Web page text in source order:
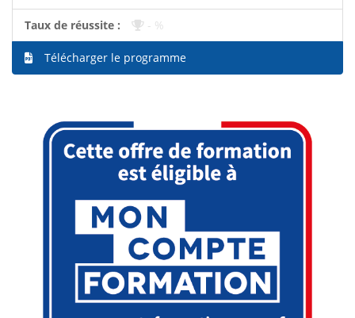
Taux de réussite : - %
Télécharger le programme